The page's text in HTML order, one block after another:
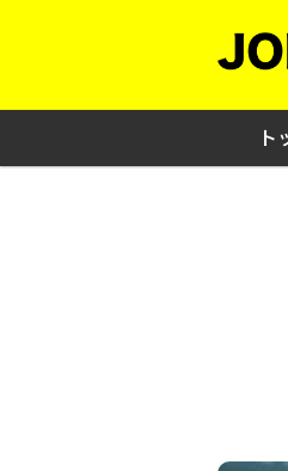
ト